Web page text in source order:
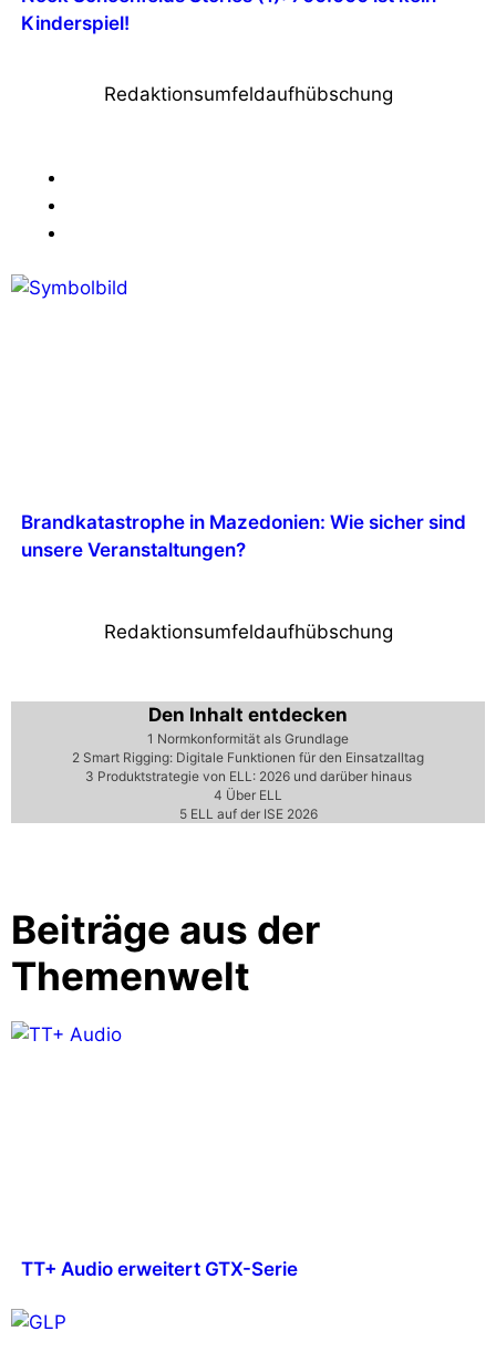
Kinderspiel!
Redaktionsumfeldaufhübschung
Brandkatastrophe in Mazedonien: Wie sicher sind
unsere Veranstaltungen?
Redaktionsumfeldaufhübschung
Den Inhalt entdecken
1 Normkonformität als Grundlage
2 Smart Rigging: Digitale Funktionen für den Einsatzalltag
3 Produktstrategie von ELL: 2026 und darüber hinaus
4 Über ELL
5 ELL auf der ISE 2026
Beiträge aus der
Themenwelt
TT+ Audio erweitert GTX-Serie